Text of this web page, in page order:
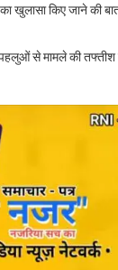
खुलासा किए जाने की
से मामले की तफ्तीश